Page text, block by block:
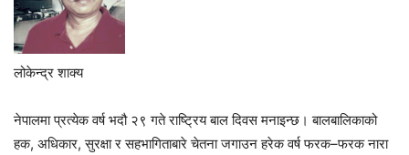
लोकेन्द्र शाक्य
नेपालमा प्रत्येक वर्ष भदौ २९ गते राष्ट्रिय बाल दिवस मनाइन्छ। बालबालिकाको
हक, अधिकार, सुरक्षा र सहभागिताबारे चेतना जगाउन हरेक वर्ष फरक–फरक नारा